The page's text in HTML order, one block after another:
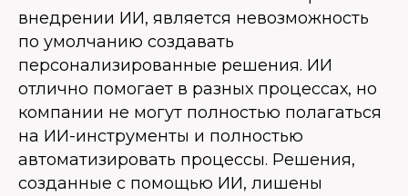
внедрении ИИ, является невозможность
по умолчанию создавать
персонализированные решения. ИИ
отлично помогает в разных процессах, но
компании не могут полностью полагаться
на ИИ-инструменты и полностью
автоматизировать процессы. Решения,
созданные с помощью ИИ, лишены